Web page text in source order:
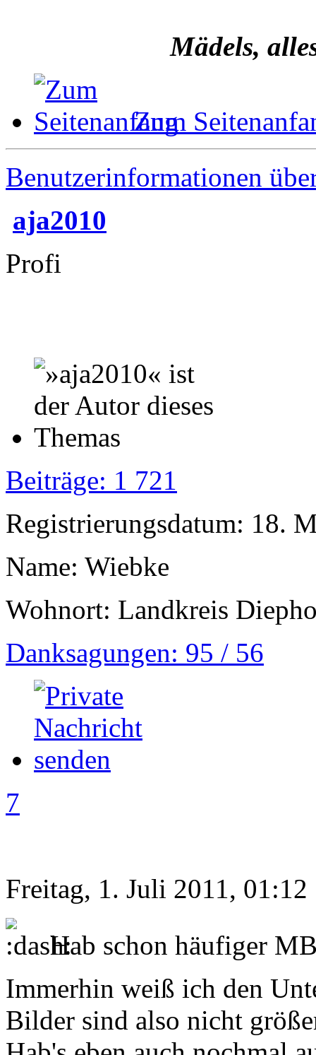
Mädels,
Zum
Benutzerinformationen
aja2010
Profi
Beiträge: 1 721
Registrierungsdatum: 18.
Name: Wiebke
Wohnort: Landkreis
Danksagungen: 95 / 56
7
Freitag, 1. Juli 2011, 01:12
Hab schon häufiger
Immerhin weiß ich den
Bilder sind also nicht